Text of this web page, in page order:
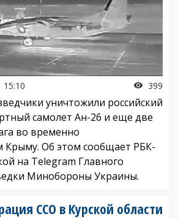
15:10 399
уничтожили российский
самолет Ан-26 и еще две
во временно
Крыму. Об этом сообщает РБК-
на Telegram Главного
Минобороны Украины.
ССО в Курской области